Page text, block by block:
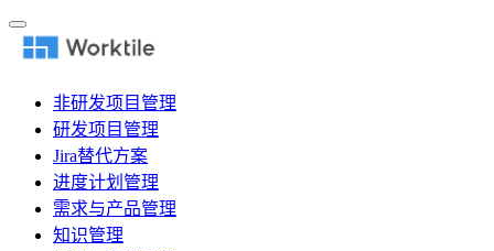
非研发项目管理
研发项目管理
Jira替代方案
进度计划管理
需求与产品管理
知识管理